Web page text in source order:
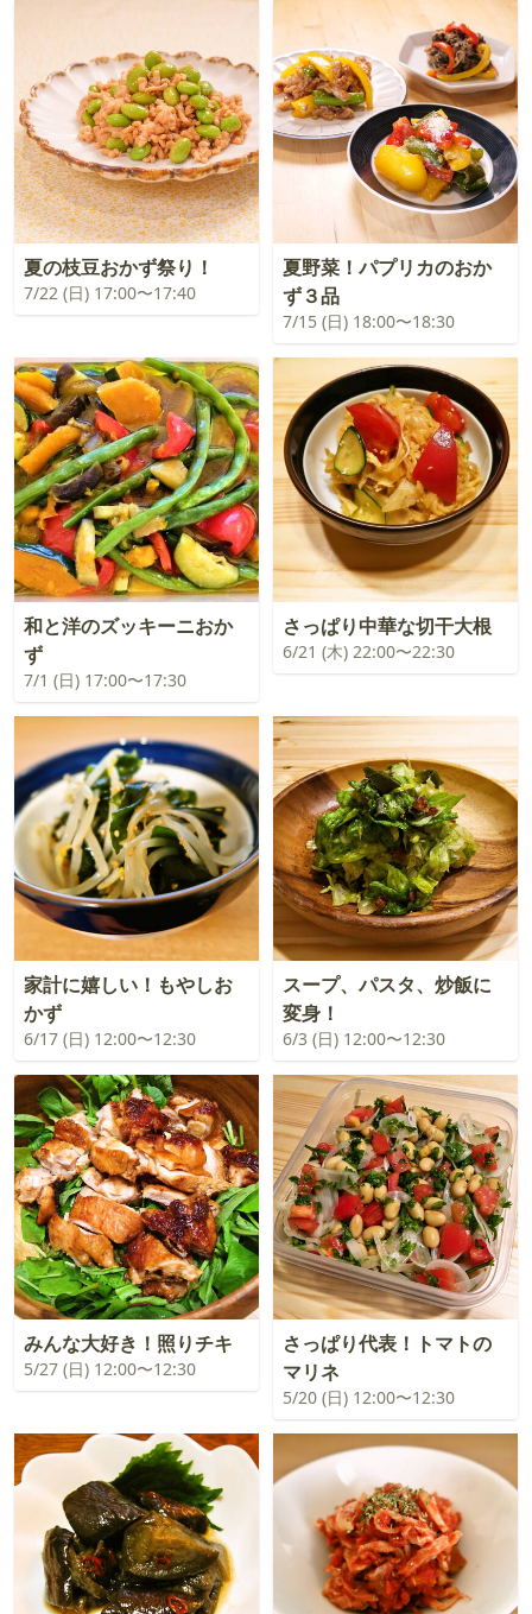
夏の枝豆おかず祭り！
7/22 (日) 17:00〜17:40
夏野菜！パプリカのおか
ず３品
7/15 (日) 18:00〜18:30
和と洋のズッキーニおか
ず
7/1 (日) 17:00〜17:30
さっぱり中華な切干大根
6/21 (木) 22:00〜22:30
家計に嬉しい！もやしお
かず
6/17 (日) 12:00〜12:30
スープ、パスタ、炒飯に
変身！
6/3 (日) 12:00〜12:30
みんな大好き！照りチキ
5/27 (日) 12:00〜12:30
さっぱり代表！トマトの
マリネ
5/20 (日) 12:00〜12:30